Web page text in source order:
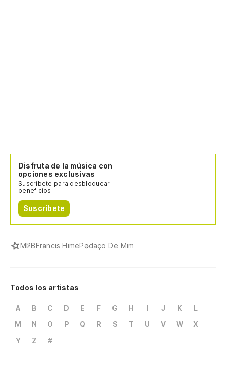
Disfruta de la música con
opciones exclusivas
Suscríbete para desbloquear
beneficios.
Suscríbete
MPBFrancis HimePedaço De Mim
Todos los artistas
A B C D E F G H I J K
L
M
N O P Q R S T U V W
X
Y
Z #